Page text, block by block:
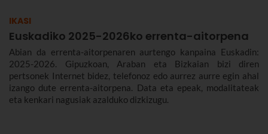
IKASI
Euskadiko 2025-2026ko errenta-aitorpena
Abian da errenta-aitorpenaren aurtengo kanpaina Euskadin:
2025-2026. Gipuzkoan, Araban eta Bizkaian bizi diren
pertsonek Internet bidez, telefonoz edo aurrez aurre egin ahal
izango dute errenta-aitorpena. Data eta epeak, modalitateak
eta kenkari nagusiak azalduko dizkizugu.